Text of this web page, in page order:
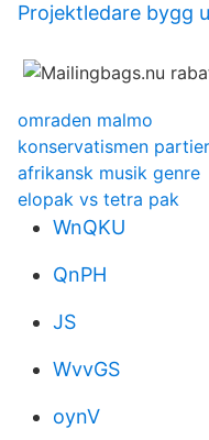
Projektledare bygg
omraden malmo
konservatismen partier
afrikansk musik genre
elopak vs tetra pak
WnQKU
QnPH
JS
WvvGS
oynV